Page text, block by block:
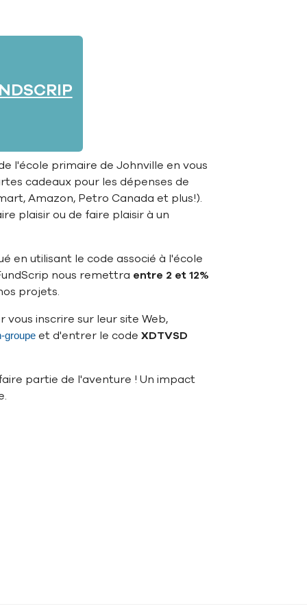
l'école primaire de Johnville en vous
cadeaux pour les dépenses de
Amazon, Petro Canada et plus!).
plaisir ou de faire plaisir à un
en utilisant le code associé à l'école
nous remettra entre 2 et 12%
projets.
vous inscrire sur leur site Web,
groupe et d'entrer le code XDTVSD
partie de l'aventure ! Un impact